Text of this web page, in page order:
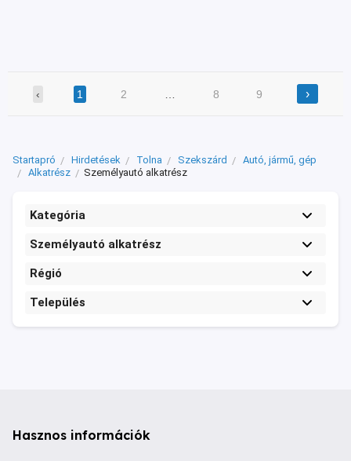
‹ 1 2 8 9 ›
Startapró Hirdetések Tolna Szekszárd
Autó, jármű, gép
Alkatrész
Személyautó alkatrész
Kategória
Személyautó alkatrész
Régió
Település
Hasznos információk